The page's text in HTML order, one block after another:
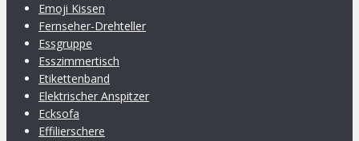
Emoji Kissen
Fernseher-Drehteller
Essgruppe
Esszimmertisch
Etikettenband
Elektrischer Anspitzer
Ecksofa
Effilierschere